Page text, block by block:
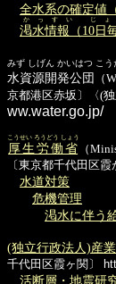
全水系の確定値
渇水情報（10日
かっすい じょ
みず しげん かいはつ こう
水資源開発公団
（
京都港区赤坂〕〈(
ww.water.go.jp/
厚生労働省
こうせい ろうどう しょう
（
〔東京都千代田区霞
水道対策
危機管理
渇水に伴う
(独立行政法人)産
千代田区霞ヶ関〕
活断層・地震研